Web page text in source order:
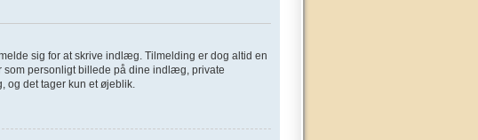
sig for at skrive indlæg. Tilmelding er dog altid en
personligt billede på dine indlæg, private
og det tager kun et øjeblik.